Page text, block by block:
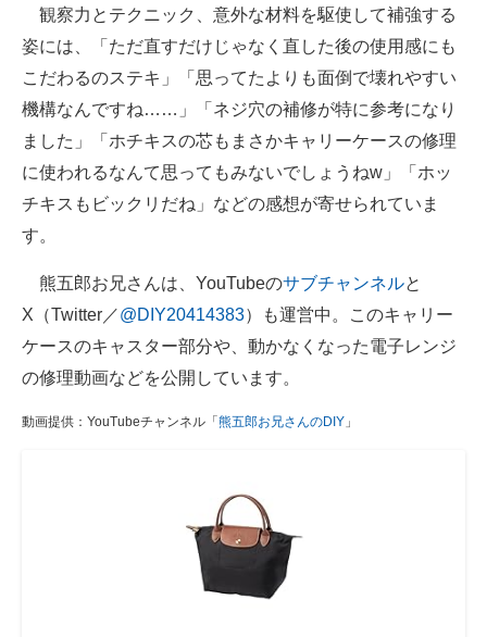
観察力とテクニック、意外な材料を駆使して補強する
姿には、「ただ直すだけじゃなく直した後の使用感にも
こだわるのステキ」「思ってたよりも面倒で壊れやすい
機構なんですね……」「ネジ穴の補修が特に参考になり
ました」「ホチキスの芯もまさかキャリーケースの修理
に使われるなんて思ってもみないでしょうねw」「ホッ
チキスもビックリだね」などの感想が寄せられていま
す。
熊五郎お兄さんは、YouTubeのサブチャンネルと
X（Twitter／@DIY20414383）も運営中。このキャリー
ケースのキャスター部分や、動かなくなった電子レンジ
の修理動画などを公開しています。
動画提供：YouTubeチャンネル「 熊五郎お兄さんのDIY 」